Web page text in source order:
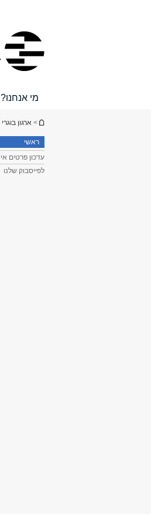
מי אנחנו?
הינך נמצא
> ארגון
ראשי
עדכון פרטים
לפייסבוק שלנו